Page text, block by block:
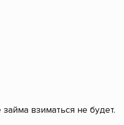
взиматься не будет.